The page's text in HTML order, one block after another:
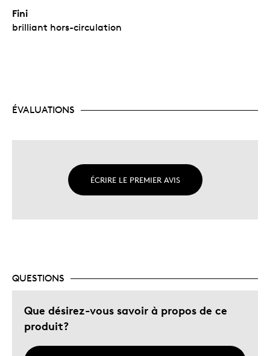
Fini
brilliant hors-circulation
ÉVALUATIONS
ÉCRIRE LE PREMIER AVIS
QUESTIONS
Que désirez-vous savoir à propos de ce
produit?